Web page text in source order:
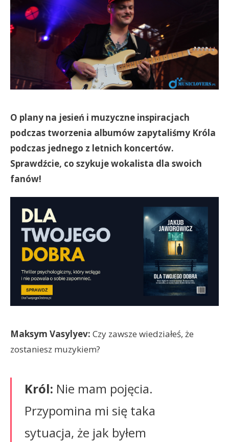
O plany na jesień i muzyczne inspiracjach
podczas tworzenia albumów zapytaliśmy Króla
podczas jednego z letnich koncertów.
Sprawdźcie, co szykuje wokalista dla swoich
fanów!
Maksym Vasylyev: Czy zawsze wiedziałeś, że
zostaniesz muzykiem?
Król: Nie mam pojęcia.
Przypomina mi się taka
sytuacja, że jak byłem